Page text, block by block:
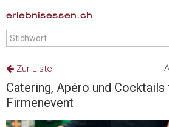
erlebnisessen.ch
Zur Liste
Catering, Apéro und Cocktails
Firmenevent